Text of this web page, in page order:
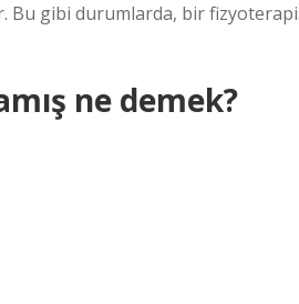
gibi durumlarda, bir
ne demek?